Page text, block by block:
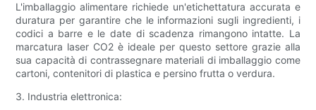
L'imballaggio alimentare richiede un'etichettatura accurata e
duratura per garantire che le informazioni sugli ingredienti, i
codici a barre e le date di scadenza rimangono intatte. La
marcatura laser CO2 è ideale per questo settore grazie alla
sua capacità di contrassegnare materiali di imballaggio come
cartoni, contenitori di plastica e persino frutta o verdura.
3. Industria elettronica: